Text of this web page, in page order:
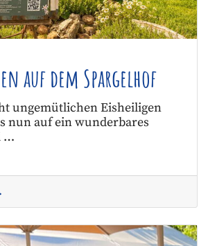
auf dem Spargelhof
ungemütlichen Eisheiligen
nun auf ein wunderbares
…